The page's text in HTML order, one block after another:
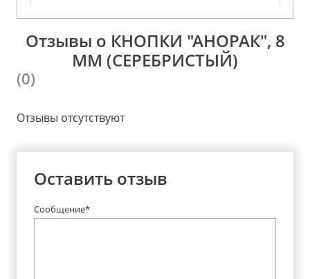
Отзывы о КНОПКИ "АНОРАК", 8
ММ (СЕРЕБРИСТЫЙ)
(0)
Отзывы отсутствуют
Оставить отзыв
Сообщение*